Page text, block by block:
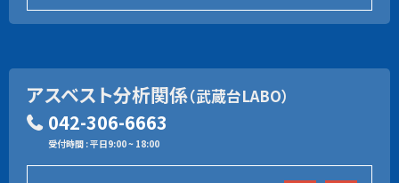
アスベスト分析関係（武蔵台LABO）
042-306-6663
受付時間 : 平日9:00 ~ 18:00